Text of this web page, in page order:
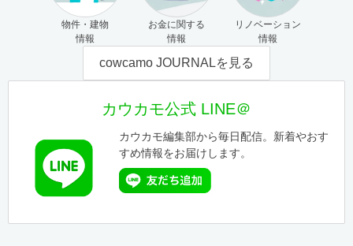
物件・建物
情報
お金に関する
情報
リノベーション
情報
cowcamo JOURNALを見る
カウカモ公式 LINE＠
カウカモ編集部から毎日配信。新着やおす
すめ情報をお届けします。